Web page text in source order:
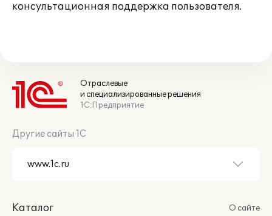
консультационная поддержка пользователя.
Отраслевые
и специализированные решения
1С:Предприятие
Другие сайты 1С
Каталог
О сайте